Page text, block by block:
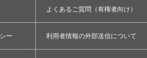
よくあるご質問（有権者向け）
ー 利用者情報の外部送信について